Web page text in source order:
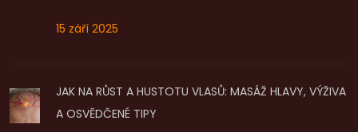
15 září 2025
JAK NA RŮST A HUSTOTU VLASŮ: MASÁŽ HLAVY, VÝŽIVA
A OSVĚDČENÉ TIPY